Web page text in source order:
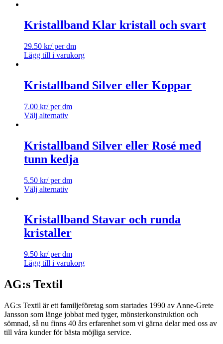
Kristallband Klar kristall och svart
29.50 kr/ per dm
Lägg till i varukorg
Kristallband Silver eller Koppar
7.00 kr/ per dm
Välj alternativ
Kristallband Silver eller Rosé med
tunn kedja
5.50 kr/ per dm
Välj alternativ
Kristallband Stavar och runda
kristaller
9.50 kr/ per dm
Lägg till i varukorg
AG:s Textil
AG:s Textil är ett familjeföretag som startades 1990 av Anne-Grete
Jansson som länge jobbat med tyger, mönsterkonstruktion och
sömnad, så nu finns 40 års erfarenhet som vi gärna delar med oss av
till våra kunder för bästa möjliga service.